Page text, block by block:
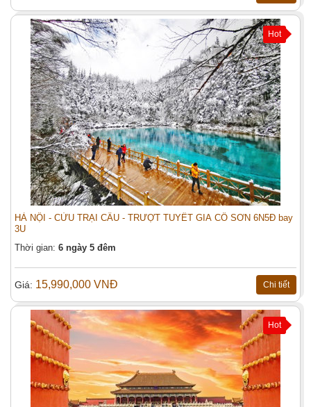
Hot
HÀ NỘI - CỬU TRẠI CÂU - TRƯỢT TUYẾT GIA CÔ SƠN 6N5Đ bay
3U
Thời gian: 6 ngày 5 đêm
Giá: 15,990,000 VNĐ Chi tiết
Hot